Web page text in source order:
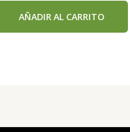
era:
€700,00.
es:
€500,00.
AÑADIR AL CARRITO